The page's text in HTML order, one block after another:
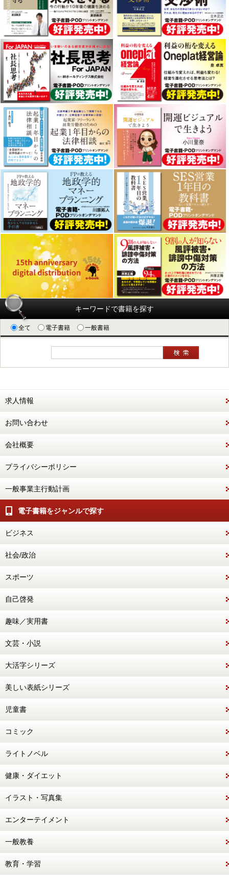
キーワードで書籍を探す
全て 電子書籍 一般書籍
求人情報
お問い合わせ
会社概要
プライバシーポリシー
一般事業主行動計画
電子書籍をジャンルで探す
ビジネス
社会/政治
スポーツ
自己啓発
趣味／実用書
文芸・小説
大活字シリーズ
美しい表紙シリーズ
児童書
コミック
ライトノベル
健康・ダイエット
イラスト・写真集
エンターテイメント
一般教養
教育・学習